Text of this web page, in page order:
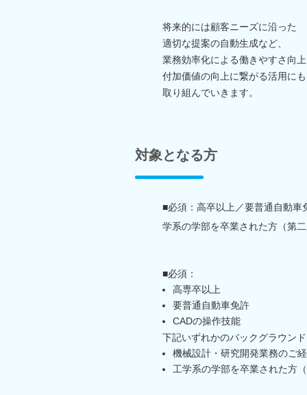
将来的には顧客ニーズに沿った
適切な提案の自動生成など、
業務効率化による働きやすさ向
付加価値の向上に繋がる活用に
取り組んでいきます。
対象となる方
■必須：高卒以上／要普通自動
学系の学部を卒業された方（第
■必須：
高専卒以上
要普通自動車免許
CADの操作技能
下記いずれかのバックグラウン
機械設計・研究開発業務のご
工学系の学部を卒業された方